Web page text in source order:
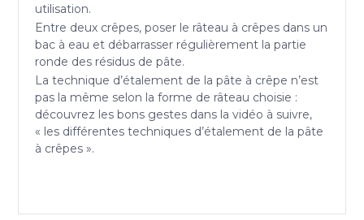
utilisation.
Entre deux crêpes, poser le râteau à crêpes dans un
bac à eau et débarrasser régulièrement la partie
ronde des résidus de pâte.
La technique d’étalement de la pâte à crêpe n’est
pas la même selon la forme de râteau choisie :
découvrez les bons gestes dans la vidéo à suivre,
« les différentes techniques d’étalement de la pâte
à crêpes ».